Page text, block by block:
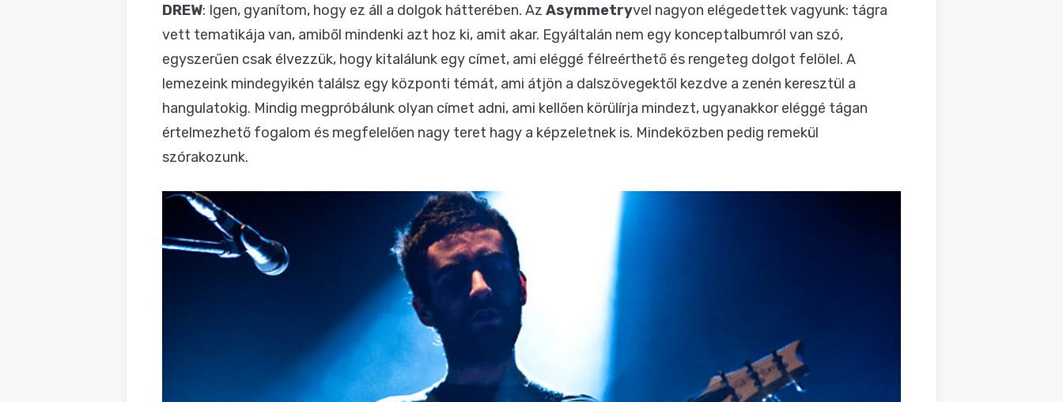
DREW: Igen, gyanítom, hogy ez áll a dolgok hátterében. Az Asymmetryvel nagyon elégedettek vagyunk: tágra
vett tematikája van, amiből mindenki azt hoz ki, amit akar. Egyáltalán nem egy konceptalbumról van szó,
egyszerűen csak élvezzük, hogy kitalálunk egy címet, ami eléggé félreérthető és rengeteg dolgot felölel. A
lemezeink mindegyikén találsz egy központi témát, ami átjön a dalszövegektől kezdve a zenén keresztül a
hangulatokig. Mindig megpróbálunk olyan címet adni, ami kellően körülírja mindezt, ugyanakkor eléggé tágan
értelmezhető fogalom és megfelelően nagy teret hagy a képzeletnek is. Mindeközben pedig remekül
szórakozunk.